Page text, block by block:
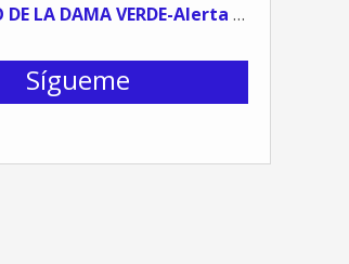
BALNEARIO DE LA DAMA VERDE-Alerta Preventiva (TESTIMONIO)
Sígueme